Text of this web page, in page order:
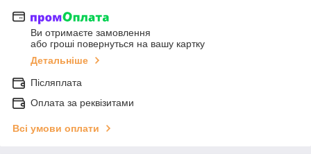
Ви отримаєте замовлення
або гроші повернуться на вашу картку
Детальніше
Післяплата
Оплата за реквізитами
Всі умови оплати